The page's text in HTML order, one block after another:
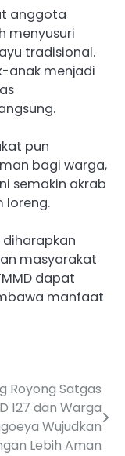
anggota
menyusuri
tradisional.
anak menjadi
pun
bagi warga,
semakin akrab
loreng.
masyarakat
dapat
manfaat
Royong Satgas
127 dan Warga
Wujudkan
Lebih Aman